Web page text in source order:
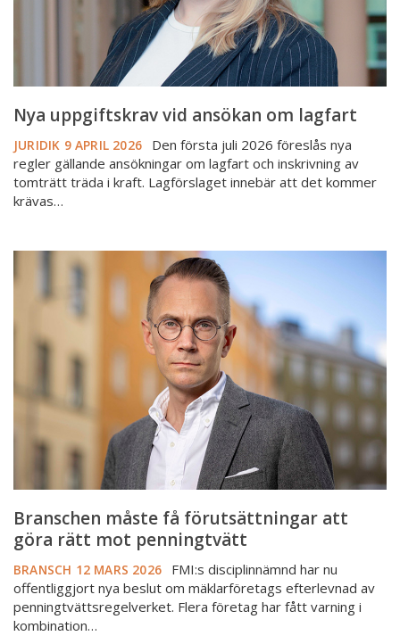
Nya uppgiftskrav vid ansökan om lagfart
JURIDIK 9 APRIL 2026
Den första juli 2026 föreslås nya
regler gällande ansökningar om lagfart och inskrivning av
tomträtt träda i kraft. Lagförslaget innebär att det kommer
krävas…
Branschen
förutsättningar
rätt
mot
Branschen måste få förutsättningar att
göra rätt mot penningtvätt
BRANSCH 12 MARS 2026
FMI:s disciplinnämnd har nu
offentliggjort nya beslut om mäklarföretags efterlevnad av
penningtvättsregelverket. Flera företag har fått varning i
kombination…